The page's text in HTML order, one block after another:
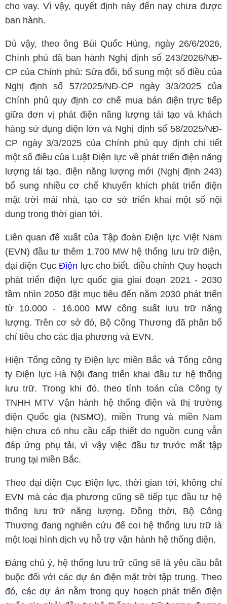
cho vay. Vì vậy, quyết định này đến nay chưa được
ban hành.
Dù vậy, theo ông Bùi Quốc Hùng, ngày 26/6/2026,
Chính phủ đã ban hành Nghị định số 243/2026/NĐ-
CP của Chính phủ: Sửa đổi, bổ sung một số điều của
Nghị định số 57/2025/NĐ-CP ngày 3/3/2025 của
Chính phủ quy định cơ chế mua bán điện trực tiếp
giữa đơn vị phát điện năng lượng tái tạo và khách
hàng sử dụng điện lớn và Nghị định số 58/2025/NĐ-
CP ngày 3/3/2025 của Chính phủ quy định chi tiết
một số điều của Luật Điện lực về phát triển điện năng
lượng tái tạo, điện năng lượng mới (Nghị định 243)
bổ sung nhiều cơ chế khuyến khích phát triển điện
mặt trời mái nhà, tạo cơ sở triển khai một số nội
dung trong thời gian tới.
Liên quan đề xuất của Tập đoàn Điện lực Việt Nam
(EVN) đầu tư thêm 1.700 MW hệ thống lưu trữ điện,
đại diện CụcĐiện lực cho biết, điều chỉnh Quy hoạch
phát triển điện lực quốc gia giai đoạn 2021 - 2030
tầm nhìn 2050 đặt mục tiêu đến năm 2030 phát triển
từ 10.000 - 16.000 MW công suất lưu trữ năng
lượng. Trên cơ sở đó, Bộ Công Thương đã phân bổ
chỉ tiêu cho các địa phương và EVN.
Hiện Tổng công ty Điện lực miền Bắc và Tổng công
ty Điện lực Hà Nội đang triển khai đầu tư hệ thống
lưu trữ. Trong khi đó, theo tính toán của Công ty
TNHH MTV Vận hành hệ thống điện và thị trường
điện Quốc gia (NSMO), miền Trung và miền Nam
hiện chưa có nhu cầu cấp thiết do nguồn cung vẫn
đáp ứng phụ tải, vì vậy việc đầu tư trước mắt tập
trung tại miền Bắc.
Theo đại diện Cục Điện lực, thời gian tới, không chỉ
EVN mà các địa phương cũng sẽ tiếp tục đầu tư hệ
thống lưu trữ năng lượng. Đồng thời, Bộ Công
Thương đang nghiên cứu để coi hệ thống lưu trữ là
một loại hình dịch vụ hỗ trợ vận hành hệ thống điện.
Đáng chú ý, hệ thống lưu trữ cũng sẽ là yêu cầu bắt
buộc đối với các dự án điện mặt trời tập trung. Theo
đó, các dự án nằm trong quy hoạch phát triển điện